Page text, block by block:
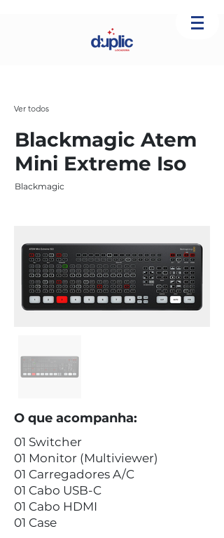
Ver todos
Blackmagic Atem
Mini Extreme Iso
Blackmagic
O que acompanha:
01 Switcher
01 Monitor (Multiviewer)
01 Carregadores A/C
01 Cabo USB-C
01 Cabo HDMI
01 Case